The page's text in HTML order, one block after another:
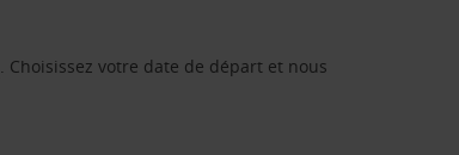
. Choisissez votre date de départ et nous